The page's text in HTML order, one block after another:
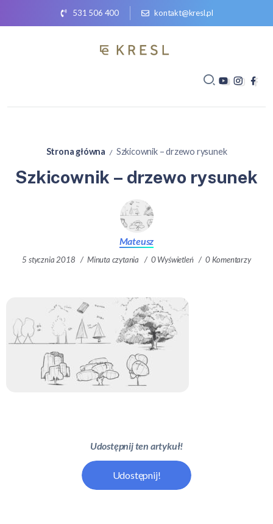
531 506 400 kontakt@kresl.pl
Strona główna / Szkicownik – drzewo rysunek
Szkicownik – drzewo rysunek
Mateusz
5 stycznia 2018 Minuta czytania 0 Wyświetleń 0 Komentarzy
Udostępnij ten artykuł!
Udostępnij!